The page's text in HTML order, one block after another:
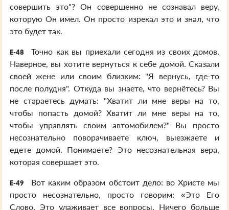
совершить это"? Он совершенно не сознавал веру,
которую Он имел. Он просто изрекал это и знал, что
это будет так.
E-48
Точно как вы приехали сегодня из своих домов.
Наверное, вы хотите вернуться к себе домой. Сказали
своей жене или своим близким: "Я вернусь, где-то
после полудня". Откуда вы знаете, что вернётесь? Вы
не стараетесь думать: "Хватит ли мне веры на то,
чтобы попасть домой? Хватит ли мне веры на то,
чтобы управлять своим автомобилем?" Вы просто
несознательно поворачиваете ключ, выезжаете и
едете домой. Понимаете? Это несознательная вера,
которая совершает это.
E-49
Вот каким образом обстоит дело: во Христе мы
просто несознательно, просто говорим: «Это Его
Слово. Это улаживает все вопросы. Ничего больше